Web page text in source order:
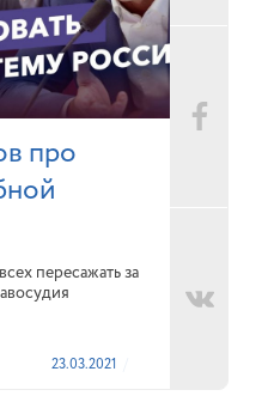
про
пересажать за
23.03.2021